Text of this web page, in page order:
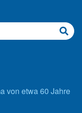
von etwa 60 Jahre